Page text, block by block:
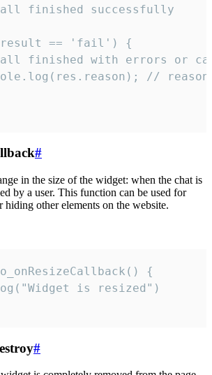
finished successfully
== 'fail') {
finished with errors or
//
#
in the size of the widget: when the chat is
by a user. This function can be used for
other elements on the website.
{
is resized")
#